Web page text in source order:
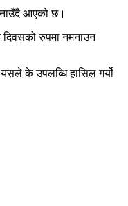
आएको छ।
दिवसको रुपमा नमनाउन
के उपलब्धि हासिल गर्यो